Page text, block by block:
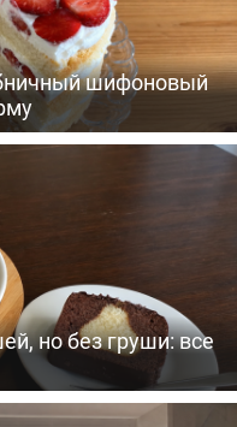
шифоновый
но без груши: все